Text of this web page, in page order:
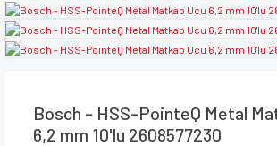
Bosch - HSS-PointeQ Metal
6,2 mm 10'lu 2608577230